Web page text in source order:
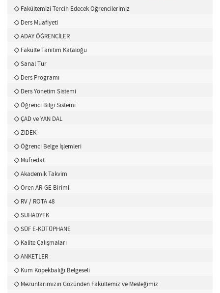
Fakültemizi Tercih Edecek Öğrencilerimiz
Ders Muafiyeti
ADAY ÖĞRENCİLER
Fakülte Tanıtım Kataloğu
Sanal Tur
Ders Programı
Ders Yönetim Sistemi
Öğrenci Bilgi Sistemi
ÇAD ve YAN DAL
ZİDEK
Öğrenci Belge İşlemleri
Müfredat
Akademik Takvim
Ören AR-GE Birimi
RV / ROTA 48
SUHADYEK
SÜF E-KÜTÜPHANE
Kalite Çalışmaları
ANKETLER
Kum Köpekbalığı Belgeseli
Mezunlarımızın Gözünden Fakültemiz ve Mesleğimiz